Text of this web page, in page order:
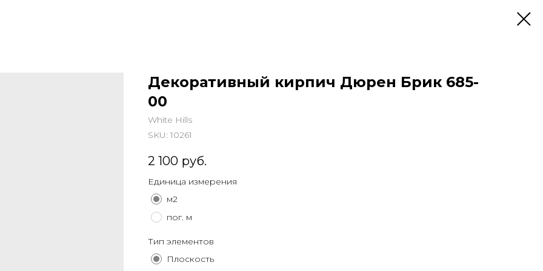
Декоративный кирпич Дюрен Брик 685-
00
White Hills
SKU: 10261
2 100 руб.
Единица измерения
м2
пог. м
Тип элементов
Плоскость